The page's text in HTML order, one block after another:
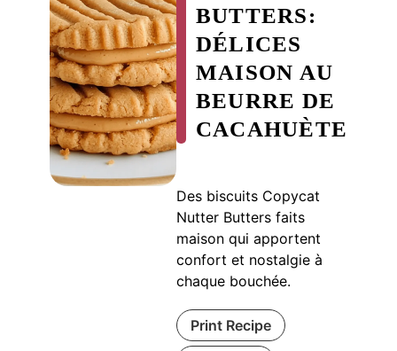
BUTTERS:
DÉLICES
MAISON AU
BEURRE DE
CACAHUÈTE
Des biscuits Copycat
Nutter Butters faits
maison qui apportent
confort et nostalgie à
chaque bouchée.
Print Recipe